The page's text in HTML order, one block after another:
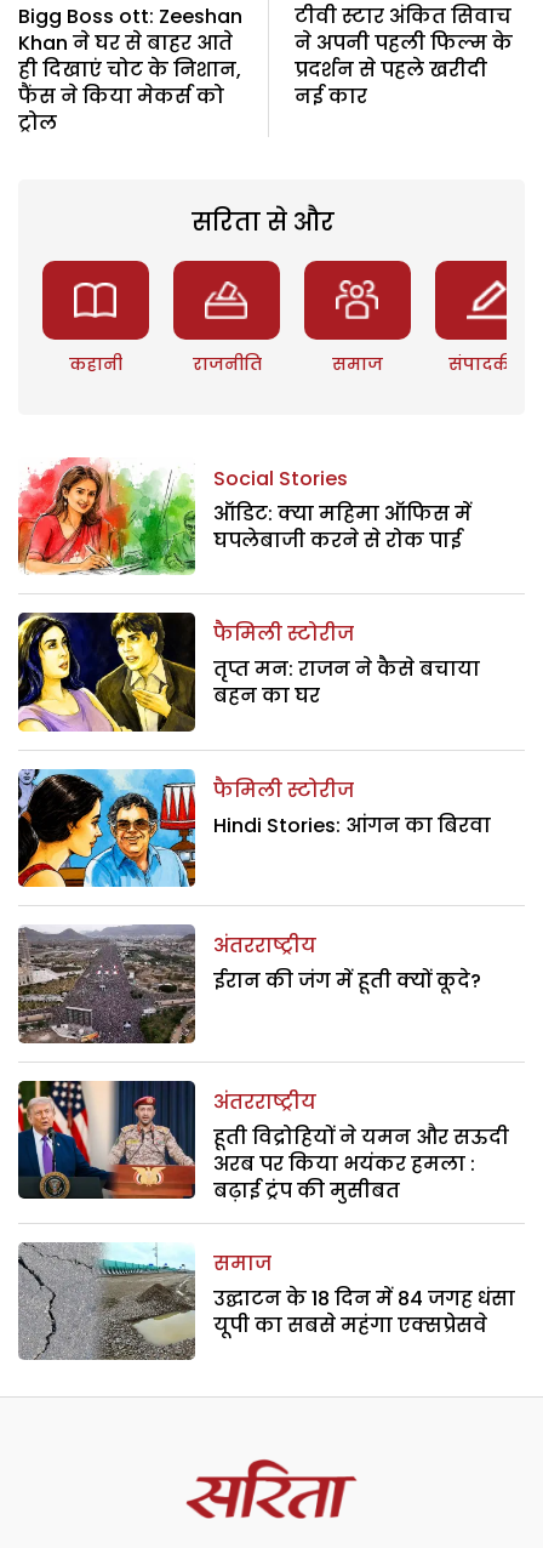
Bigg Boss ott: Zeeshan
Khan ने घर से बाहर आते
ही दिखाएं चोट के निशान,
फैंस ने किया मेकर्स को
ट्रोल
टीवी स्टार अंकित सिवाच
ने अपनी पहली फिल्म के
प्रदर्शन से पहले खरीदी
नई कार
सरिता से और
कहानी राजनीति समाज संपादकीय
Social Stories
ऑडिट: क्या महिमा ऑफिस में
घपलेबाजी करने से रोक पाई
फैमिली स्टोरीज
तृप्त मन: राजन ने कैसे बचाया
बहन का घर
फैमिली स्टोरीज
Hindi Stories: आंगन का बिरवा
अंतरराष्ट्रीय
ईरान की जंग में हूती क्यों कूदे?
अंतरराष्ट्रीय
हूती विद्रोहियों ने यमन और सऊदी
अरब पर किया भयंकर हमला :
बढ़ाई ट्रंप की मुसीबत
समाज
उद्घाटन के 18 दिन में 84 जगह धंसा
यूपी का सबसे महंगा एक्सप्रेसवे